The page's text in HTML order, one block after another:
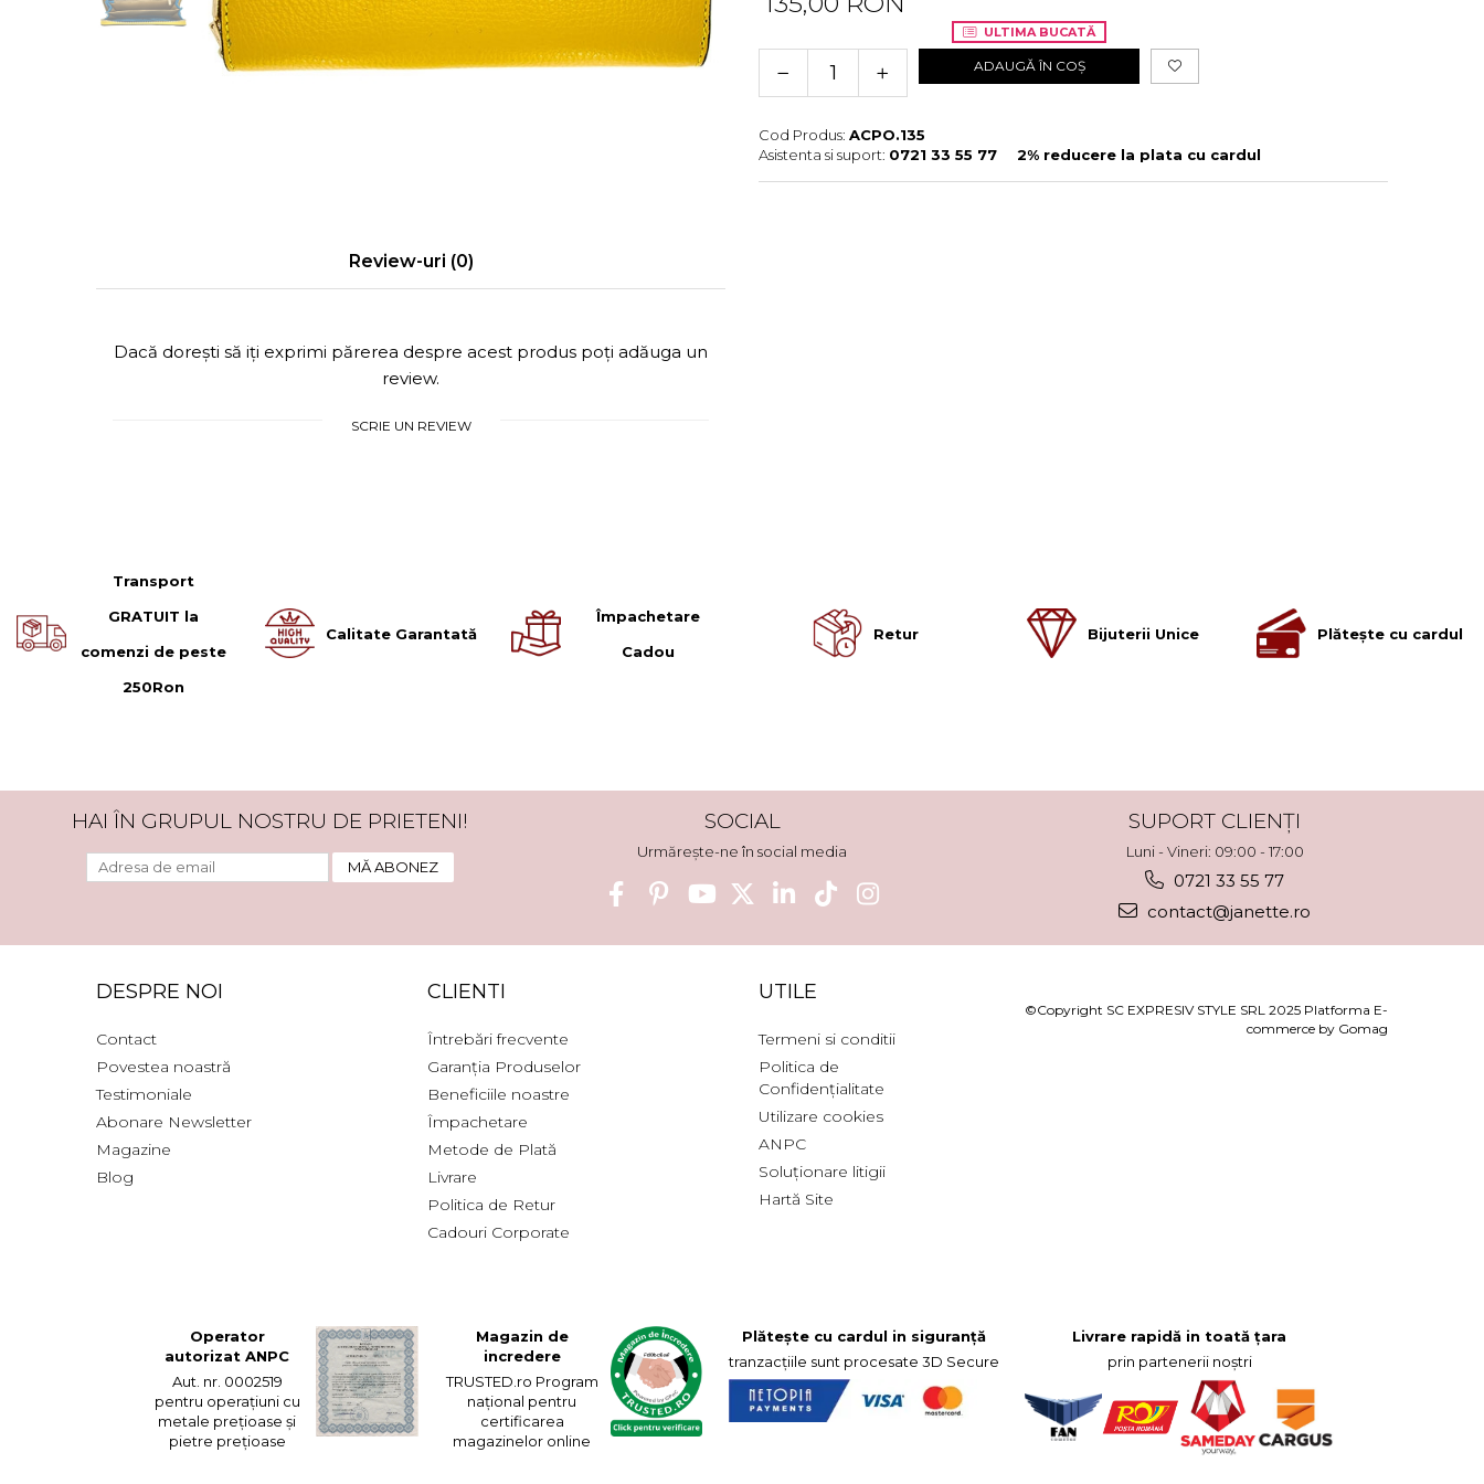
Bănuț Moț Personalizat
Seturi Brățări Personalizate
Seturi Lănțișoare Personalizate
Cercei Fashion
Coliere Argint
ULTIMA BUCATĂ
ADAUGĂ ÎN COȘ
Cod Produs: ACPO.135
Asistenta si suport: 0721 33 55 77
Review-uri (0)
Dacă dorești să iți exprimi părerea despre acest produs poți adăuga un
review.
SCRIE UN REVIEW
Transport
GRATUIT la
comenzi de peste
250Ron
Calitate Garantată
Împachetare
Cadou
Retur Bijuterii Unice Plătește cu cardul
HAI ÎN GRUPUL NOSTRU DE PRIETENI! SOCIAL
Urmărește-ne în social media
SUPORT CLIENȚI
Luni - Vineri: 09:00 - 17:00
0721 33 55 77
contact@janette.ro
DESPRE NOI
Contact
Povestea noastră
Testimoniale
Abonare Newsletter
Magazine
Blog
CLIENTI
Întrebări frecvente
Garanția Produselor
Beneficiile noastre
Împachetare
Metode de Plată
Livrare
Politica de Retur
Cadouri Corporate
UTILE
Termeni si conditii
Politica de
Confidențialitate
Utilizare cookies
ANPC
Soluționare litigii
Hartă Site
©Copyright SC EXPRESIV STYLE SRL 2025 Platforma E-
commerce by Gomag
Operator
autorizat ANPC
Aut. nr. 0002519
pentru operațiuni cu
metale prețioase și
pietre prețioase
Magazin de
incredere
TRUSTED.ro Program
național pentru
certificarea
magazinelor online
Plătește cu cardul in siguranță
tranzacțiile sunt procesate 3D Secure
Livrare rapidă in toată țara
prin partenerii noștri